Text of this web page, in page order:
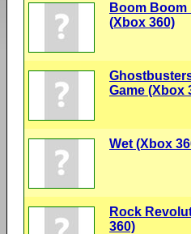
Boom Boom
(Xbox 360)
Game (Xbox
Wet (Xbox
Rock
360)